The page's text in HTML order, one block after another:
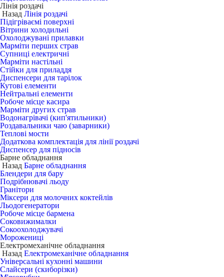
Лінія роздачі
Назад Лінія роздачі
Підігріваємі поверхні
Вітрини холодильні
Охолоджувані прилавки
Марміти перших страв
Супниці електричні
Марміти настільні
Стійки для приладдя
Диспенсери для тарілок
Кутові елементи
Нейтральні елементи
Робоче місце касира
Марміти других страв
Водонагрівачі (кип'ятильники)
Роздавальники чаю (заварники)
Теплові мости
Додаткова комплектація для лінії роздачі
Диспенсер для підносів
Барне обладнання
Назад Барне обладнання
Блендери для бару
Подрібнювачі льоду
Гранітори
Міксери для молочних коктейлів
Льодогенератори
Робоче місце бармена
Соковижималки
Сокоохолоджувачі
Морожениці
Електромеханічне обладнання
Назад Електромеханічне обладнання
Універсальні кухонні машини
Слайсери (скиборізки)